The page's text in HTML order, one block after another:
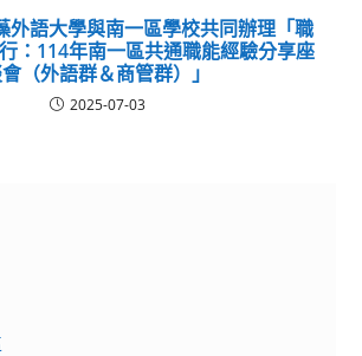
外語大學與南一區學校共同辦理「職
：114年南一區共通職能經驗分享座
（外語群＆商管群）」
2025-07-03